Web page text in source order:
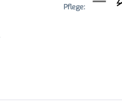
Pflege: